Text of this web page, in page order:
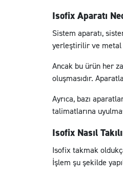
Isofix Aparatı
Sistem aparatı,
yerleştirilir ve metal
Ancak bu ürün her
oluşmasıdır.
Ayrıca, bazı
talimatlarına
Isofix Nasıl
Isofix takmak
İşlem şu şekilde